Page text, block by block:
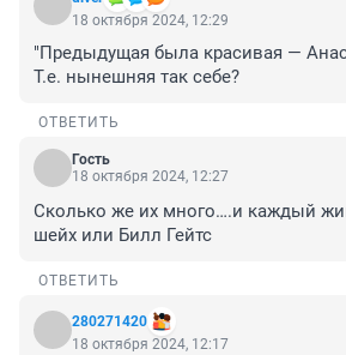
18 октября 2024, 12:29
"Предыдущая была красивая —
Т.е. нынешняя так себе?
ОТВЕТИТЬ
Гость
18 октября 2024, 12:27
Сколько же их много….и каждый
шейх или Билл Гейтс
ОТВЕТИТЬ
280271420
18 октября 2024, 12:17